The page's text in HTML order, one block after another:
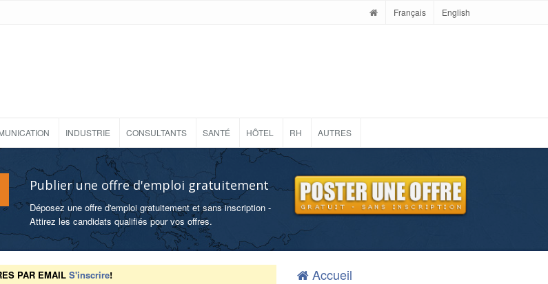
Français English
INDUSTRIE CONSULTANTS SANTÉ HÔTEL RH AUTRES
Publier une offre d'emploi gratuitement
Déposez une offre d'emploi gratuitement et sans inscription -
Attirez les candidats qualifiés pour vos offres.
PAR EMAIL S'inscrire! Accueil